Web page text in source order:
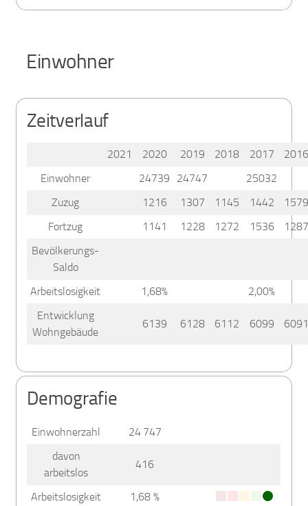
Einwohner
Zeitverlauf
2021 2020 2019 2018 2017
Einwohner
24739 24747
25032
Zuzug
1216 1307 1145 1442
Fortzug
1141 1228 1272 1536
Bevölkerungs-
Saldo
Arbeitslosigkeit
1,68%
2,00%
Entwicklung
Wohngebäude
6139 6128 6112 6099
Demografie
Einwohnerzahl
24 747
davon
arbeitslos
416
Arbeitslosigkeit
1,68 %